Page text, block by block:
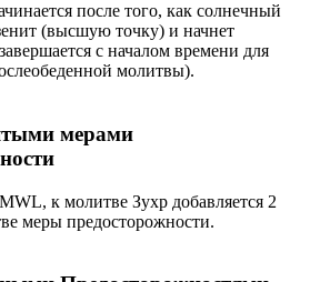
после того, как солнечный
(высшую точку) и начнет
с началом времени для
молитвы).
мерами
к молитве Зухр добавляется 2
меры предосторожности.